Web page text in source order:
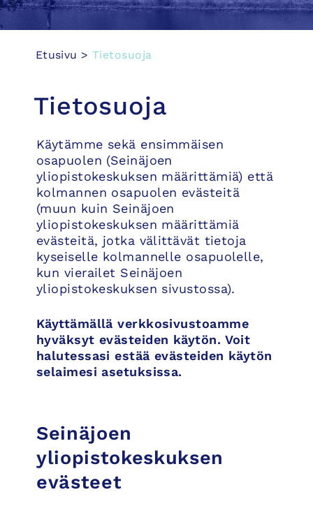
Etusivu >Tietosuoja
Tietosuoja
Käytämme sekä ensimmäisen
osapuolen (Seinäjoen
yliopistokeskuksen määrittämiä) että
kolmannen osapuolen evästeitä
(muun kuin Seinäjoen
yliopistokeskuksen määrittämiä
evästeitä, jotka välittävät tietoja
kyseiselle kolmannelle osapuolelle,
kun vierailet Seinäjoen
yliopistokeskuksen sivustossa).
Käyttämällä verkkosivustoamme
hyväksyt evästeiden käytön. Voit
halutessasi estää evästeiden käytön
selaimesi asetuksissa.
Seinäjoen
yliopistokeskuksen
evästeet